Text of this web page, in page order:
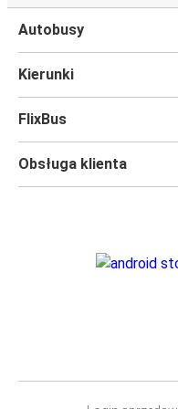
trasie Oldenburg -
Podróż na trasie
FlixBusa oznacza
podręcznego i jedną
martwić, że nie
miejsce siedzącew
zakupu biletu. Do
Autobusy
Kierunki
FlixBus
Obsługa klienta